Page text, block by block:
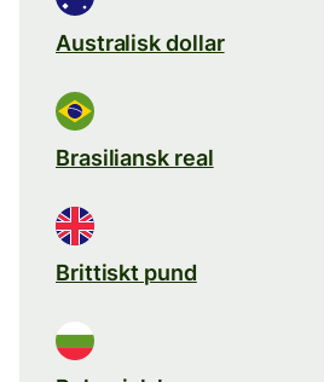
Australisk dollar
Brasiliansk real
Brittiskt pund